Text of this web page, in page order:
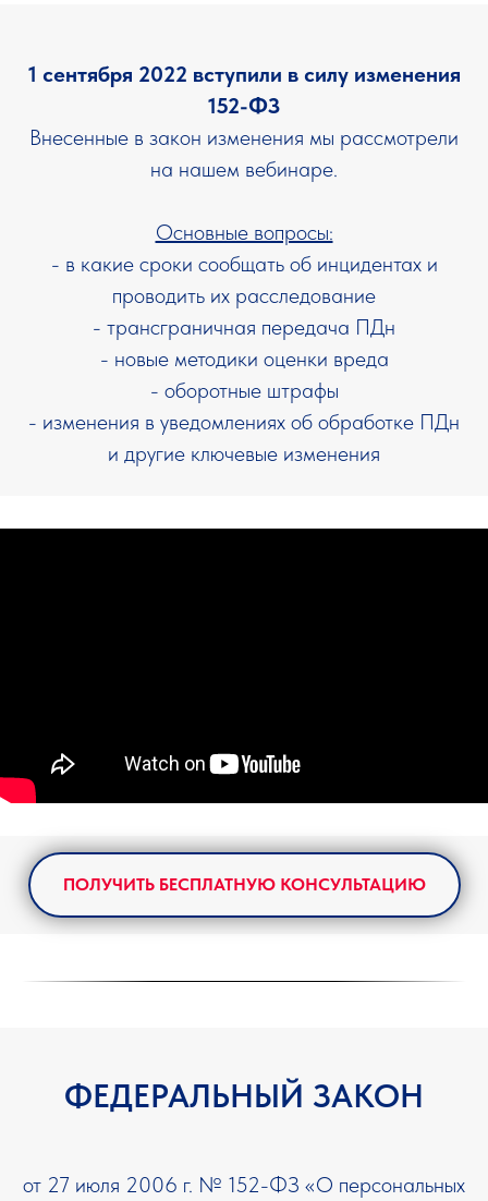
1 сентября 2022 вступили в силу изменения
152-ФЗ
Внесенные в закон изменения мы рассмотрели
на нашем вебинаре.
Основные вопросы:
- в какие сроки сообщать об инцидентах и
проводить их расследование
- трансграничная передача ПДн
- новые методики оценки вреда
- оборотные штрафы
- изменения в уведомлениях об обработке ПДн
и другие ключевые изменения
ПОЛУЧИТЬ БЕСПЛАТНУЮ КОНСУЛЬТАЦИЮ
ФЕДЕРАЛЬНЫЙ ЗАКОН
от 27 июля 2006 г. № 152-ФЗ «О персональных